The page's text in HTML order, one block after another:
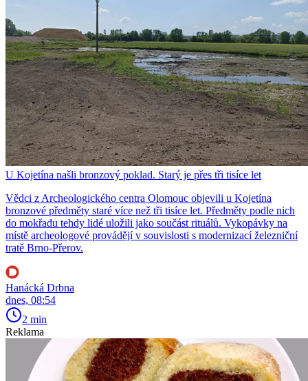
U Kojetína našli bronzový poklad. Starý je přes tři tisíce let
Vědci z Archeologického centra Olomouc objevili u Kojetína
bronzové předměty staré více než tři tisíce let. Předměty podle nich
do mokřadu tehdy lidé uložili jako součást rituálů. Vykopávky na
místě archeologové provádějí v souvislosti s modernizací železniční
tratě Brno-Přerov.
Hanácká Drbna
dnes, 08:54
2 min
Reklama